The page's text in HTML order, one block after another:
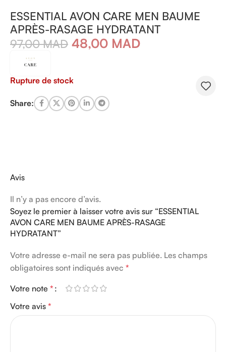
ESSENTIAL AVON CARE MEN BAUME
APRÈS-RASAGE HYDRATANT
97,00MAD 48,00 MAD
Rupture de stock
Share:
Avis
Il n’y a pas encore d’avis.
Soyez le premier à laisser votre avis sur “ESSENTIAL
AVON CARE MEN BAUME APRÈS-RASAGE
HYDRATANT”
Votre adresse e-mail ne sera pas publiée. Les champs
obligatoires sont indiqués avec *
Votre note *
Votre avis *